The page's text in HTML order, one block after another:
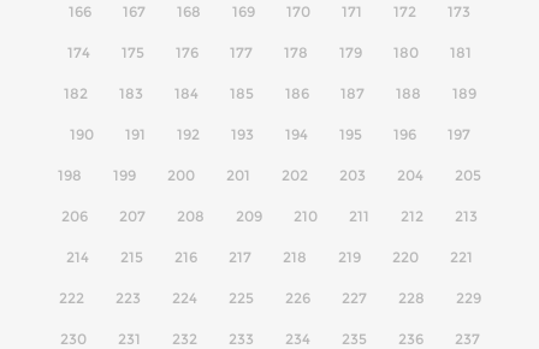
166 167 168 169 170 171 172 173
174 175 176 177 178 179 180 181
182 183 184 185 186 187 188 189
190 191 192 193 194 195 196 197
198 199 200 201 202 203 204 205
206 207 208 209 210 211 212 213
214 215 216 217 218 219 220 221
222 223 224 225 226 227 228 229
230 231 232 233 234 235 236 237